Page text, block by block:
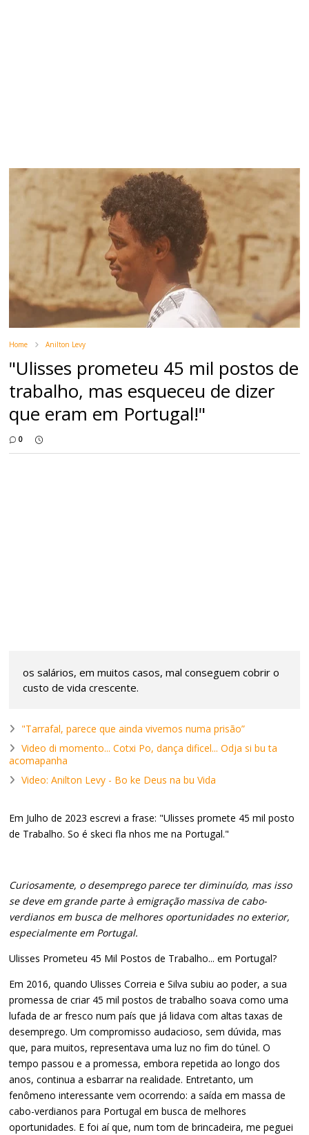
Home Anilton Levy
"Ulisses prometeu 45 mil postos de
trabalho, mas esqueceu de dizer
que eram em Portugal!"
0
os salários, em muitos casos, mal conseguem cobrir o
custo de vida crescente.
"Tarrafal, parece que ainda vivemos numa prisão”
Video di momento... Cotxi Po, dança dificel... Odja si bu ta
acomapanha
Video: Anilton Levy - Bo ke Deus na bu Vida
Em Julho de 2023 escrevi a frase: "Ulisses promete 45 mil posto
de Trabalho. So é skeci fla nhos me na Portugal."
Curiosamente, o desemprego parece ter diminuído, mas isso
se deve em grande parte à emigração massiva de cabo-
verdianos em busca de melhores oportunidades no exterior,
especialmente em Portugal.
Ulisses Prometeu 45 Mil Postos de Trabalho... em Portugal?
Em 2016, quando Ulisses Correia e Silva subiu ao poder, a sua
promessa de criar 45 mil postos de trabalho soava como uma
lufada de ar fresco num país que já lidava com altas taxas de
desemprego. Um compromisso audacioso, sem dúvida, mas
que, para muitos, representava uma luz no fim do túnel. O
tempo passou e a promessa, embora repetida ao longo dos
anos, continua a esbarrar na realidade. Entretanto, um
fenômeno interessante vem ocorrendo: a saída em massa de
cabo-verdianos para Portugal em busca de melhores
oportunidades. E foi aí que, num tom de brincadeira, me peguei